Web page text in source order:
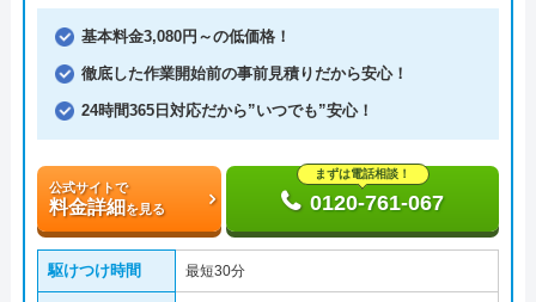
基本料金3,080円～の低価格！
徹底した作業開始前の事前見積りだから安心！
24時間365日対応だから”いつでも”安心！
公式サイトで
料金詳細を見る
まずは電話相談！
0120-761-067
駆けつけ時間 最短30分